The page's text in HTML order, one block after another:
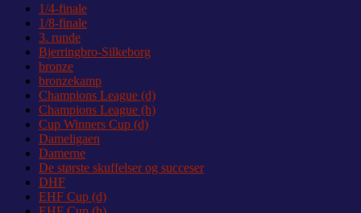
1/4-finale
1/8-finale
3. runde
Bjerringbro-Silkeborg
bronze
bronzekamp
Champions League (d)
Champions League (h)
Cup Winners Cup (d)
Dameligaen
Damerne
De største skuffelser og succeser
DHF
EHF Cup (d)